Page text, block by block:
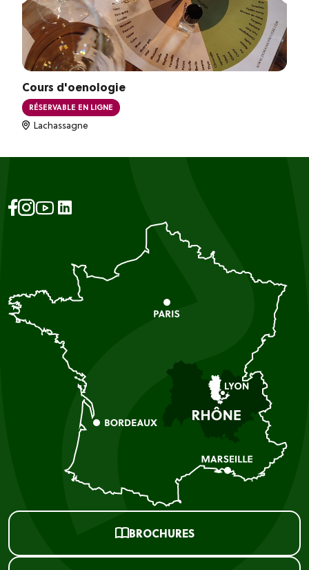
Cours d'oenologie
RÉSERVABLE EN LIGNE
Lachassagne
BROCHURES